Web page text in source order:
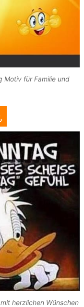
Motiv für Familie und
herzlichen Wünschen